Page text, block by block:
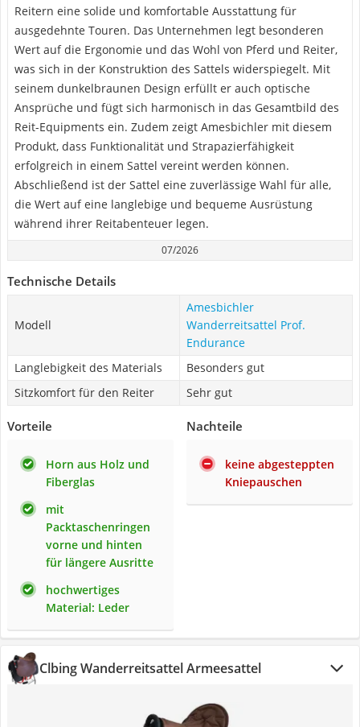
Reitern eine solide und komfortable Ausstattung für
ausgedehnte Touren. Das Unternehmen legt besonderen
Wert auf die Ergonomie und das Wohl von Pferd und Reiter,
was sich in der Konstruktion des Sattels widerspiegelt. Mit
seinem dunkelbraunen Design erfüllt er auch optische
Ansprüche und fügt sich harmonisch in das Gesamtbild des
Reit-Equipments ein. Zudem zeigt Amesbichler mit diesem
Produkt, dass Funktionalität und Strapazierfähigkeit
erfolgreich in einem Sattel vereint werden können.
Abschließend ist der Sattel eine zuverlässige Wahl für alle,
die Wert auf eine langlebige und bequeme Ausrüstung
während ihrer Reitabenteuer legen.
07/2026
Technische Details
Modell
Amesbichler
Wanderreitsattel Prof.
Endurance
Langlebigkeit des Materials
Besonders gut
Sitzkomfort für den Reiter
Sehr gut
Vorteile
Horn aus Holz und
Fiberglas
mit
Packtaschenringen
vorne und hinten
für längere Ausritte
hochwertiges
Material: Leder
Nachteile
keine abgesteppten
Kniepauschen
Clbing Wanderreitsattel Armeesattel